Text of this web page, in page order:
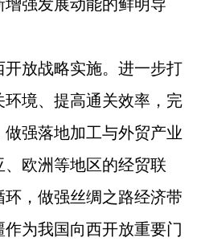
强发展动能的鲜明导
开放战略实施。进一步打
境、提高通关效率，完
强落地加工与外贸产业
欧洲等地区的经贸联
，做强丝绸之路经济带
为我国向西开放重要门